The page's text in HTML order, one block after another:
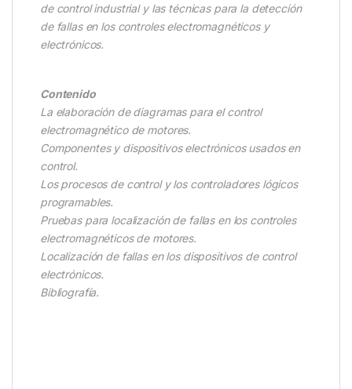
de control industrial y las técnicas para la detección
de fallas en los controles electromagnéticos y
electrónicos.
Contenido
La elaboración de diagramas para el control
electromagnético de motores.
Componentes y dispositivos electrónicos usados en
control.
Los procesos de control y los controladores lógicos
programables.
Pruebas para localización de fallas en los controles
electromagnéticos de motores.
Localización de fallas en los dispositivos de control
electrónicos.
Bibliografía.